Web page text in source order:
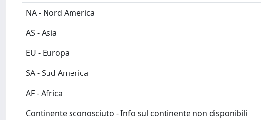
NA - Nord America
AS - Asia
EU - Europa
SA - Sud America
AF - Africa
Continente sconosciuto - Info sul continente non disponibili